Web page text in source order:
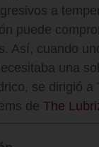
a
puede
Así, cuando
una
se dirigió a
de The